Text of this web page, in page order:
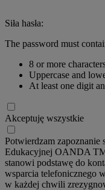
Siła hasła:
The password must
8 or more
Uppercase and
At least one digit
Akceptuję wszystkie
Potwierdzam zapoznanie
Edukacyjnej OANDA
stanowi podstawę do
wsparcia telefonicznego
w każdej chwili